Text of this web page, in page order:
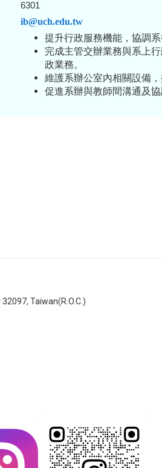
6301
ib@uch.edu.tw
提升行政服務機能，協調系
完成主管交辦業務與系上
政業務。
維護系辦公室內相關設備，
促進系辦與教師間溝通及協
Taiwan(R.O.C.)